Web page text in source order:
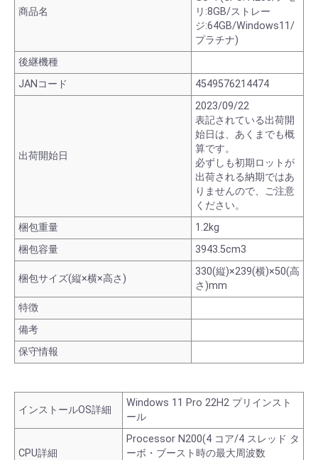
商品名
リ:8GB/ストレー
ジ:64GB/Windows11/
プラチナ)
後継機種
JANコード
4549576214474
出荷開始日
2023/09/22
表記されている出荷開
始日は、あくまでも概
算です。
必ずしも初期ロットが
出荷される納期ではあ
りませんので、ご注意
ください。
梱包重量
1.2kg
梱包容量
3943.5cm3
梱包サイズ(縦×横×高さ)
330(縦)×239(横)×50(高
さ)mm
特徴
備考
保守情報
インストールOS詳細
Windows 11 Pro 22H2 プリインスト
ール
CPU詳細
Processor N200(4 コア/4 スレッド タ
ーボ・ブースト時の最大周波数